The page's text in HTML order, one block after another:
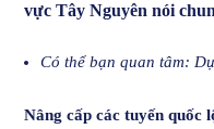
vực Tây Nguyên nói
Có thể bạn quan tâm:
Nâng cấp các tuyến quốc